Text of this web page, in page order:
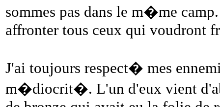
sommes pas dans le m�me
affronter tous ceux qui voudront
J'ai toujours respect� mes
m�diocrit�. L'un d'eux vient